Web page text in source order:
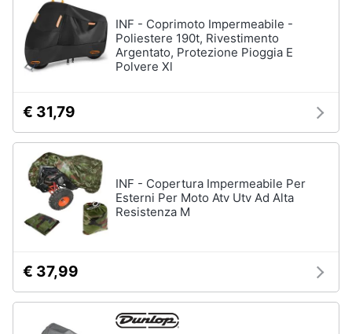
INF - Coprimoto Impermeabile -
Poliestere 190t, Rivestimento
Argentato, Protezione Pioggia E
Polvere Xl
€ 31,79
INF - Copertura Impermeabile Per
Esterni Per Moto Atv Utv Ad Alta
Resistenza M
€ 37,99